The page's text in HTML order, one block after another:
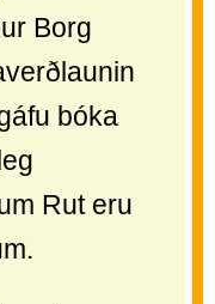
Borg
bóka
Rut eru